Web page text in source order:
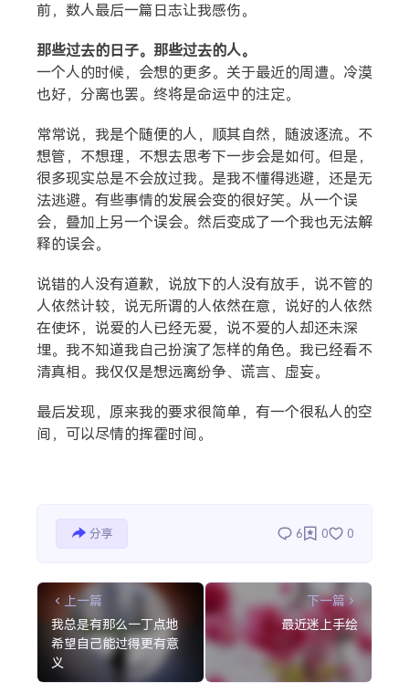
前，数人最后一篇日志让我感伤。
那些过去的日子。那些过去的人。
一个人的时候，会想的更多。关于最近的周遭。冷漠
也好，分离也罢。终将是命运中的注定。
常常说，我是个随便的人，顺其自然，随波逐流。不
想管，不想理，不想去思考下一步会是如何。但是，
很多现实总是不会放过我。是我不懂得逃避，还是无
法逃避。有些事情的发展会变的很好笑。从一个误
会，叠加上另一个误会。然后变成了一个我也无法解
释的误会。
说错的人没有道歉，说放下的人没有放手，说不管的
人依然计较，说无所谓的人依然在意，说好的人依然
在使坏，说爱的人已经无爱，说不爱的人却还未深
埋。我不知道我自己扮演了怎样的角色。我已经看不
清真相。我仅仅是想远离纷争、谎言、虚妄。
最后发现，原来我的要求很简单，有一个很私人的空
间，可以尽情的挥霍时间。
分享 6 0 0
上一篇
我总是有那么一丁点地
希望自己能过得更有意
义
下一篇
最近迷上手绘